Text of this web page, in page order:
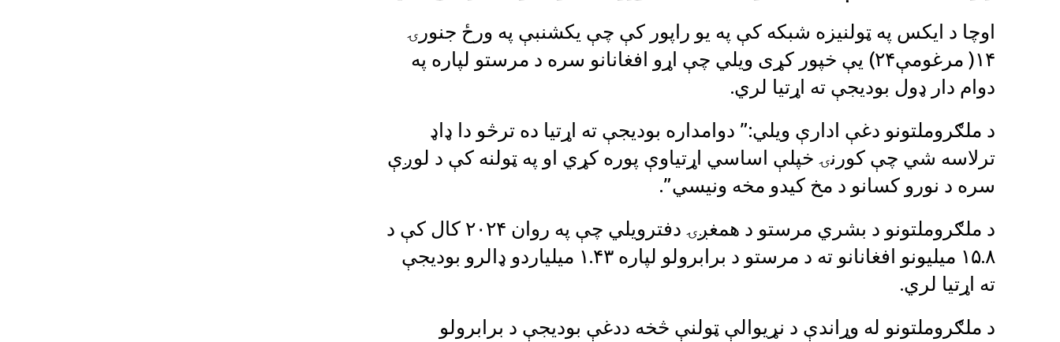
اوچا د ایکس په ټولنیزه شبکه کې په یو راپور کې چې یکشنبې په ورځ جنورۍ
۱۴( مرغومې۲۴) یې خپور کړی ویلي چې اړو افغانانو سره د مرستو لپاره په
دوام دار ډول بودیجې ته اړتیا لري.
د ملګروملتونو دغې ادارې ویلي:” دوامداره بودیجې ته اړتیا ده ترڅو دا ډاډ
ترلاسه شي چې کورنۍ خپلې اساسي اړتیاوې پوره کړي او په ټولنه کې د لوږې
سره د نورو کسانو د مخ کیدو مخه ونیسي”.
د ملګروملتونو د بشري مرستو د همغږۍ دفترویلي چې په روان ۲۰۲۴ کال کې د
۱۵.۸ میلیونو افغانانو ته د مرستو د برابرولو لپاره ۱.۴۳ میلیاردو ډالرو بودیجې
ته اړتیا لري.
د ملګروملتونو له وړاندې د نړیوالې ټولنې څخه ددغې بودیجې د برابرولو